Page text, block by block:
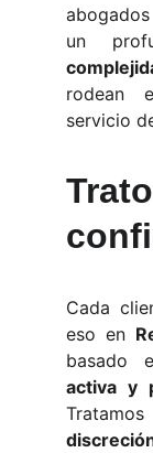
un
rodean
servicio
Cada
eso en
basado
activa y